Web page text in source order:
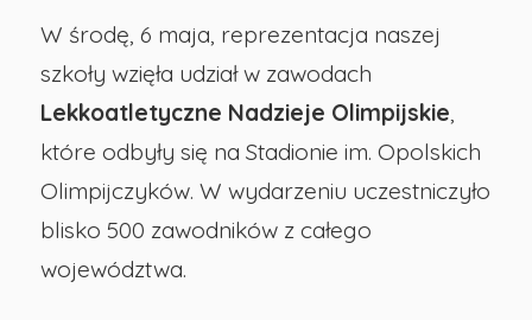
Publiczna
Szkoła
Podstawowa
nr
29
W środę, 6 maja, reprezentacja naszej
szkoły wzięła udział w zawodach
Lekkoatletyczne Nadzieje Olimpijskie,
które odbyły się na Stadionie im. Opolskich
Olimpijczyków. W wydarzeniu uczestniczyło
blisko 500 zawodników z całego
województwa.